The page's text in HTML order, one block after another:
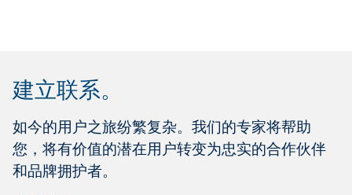
建立联系。
如今的用户之旅纷繁复杂。我们的专家将帮助
您，将有价值的潜在用户转变为忠实的合作伙伴
和品牌拥护者。